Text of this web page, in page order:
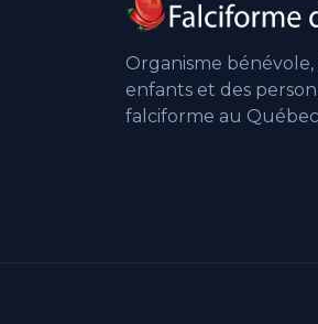
Organisme
enfants et des
falciforme au Québec